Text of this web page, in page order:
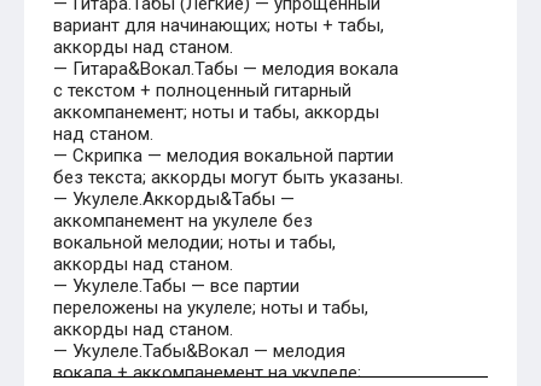
вариант для начинающих; ноты + табы,
аккорды над станом.
— Гитара&Вокал.Табы — мелодия вокала
с текстом + полноценный гитарный
аккомпанемент; ноты и табы, аккорды
над станом.
— Скрипка — мелодия вокальной партии
без текста; аккорды могут быть указаны.
— Укулеле.Аккорды&Табы —
аккомпанемент на укулеле без
вокальной мелодии; ноты и табы,
аккорды над станом.
— Укулеле.Табы — все партии
переложены на укулеле; ноты и табы,
аккорды над станом.
— Укулеле.Табы&Вокал — мелодия
вокала + аккомпанемент на укулеле;